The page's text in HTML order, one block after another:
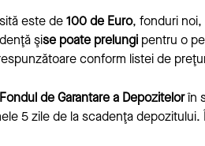
este de100 de Euro, fonduri
şise poate prelungi pentru o
conform listei de
de Garantare a Depozitelorîn
5 zile de la scadenţa